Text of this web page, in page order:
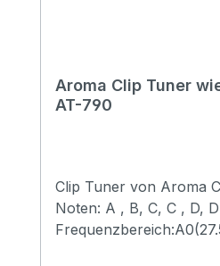
Aroma Clip Tuner wiederaufladbar
AT-790
Clip Tuner von Aroma Chromatisch
Noten: A , B, C, C , D,